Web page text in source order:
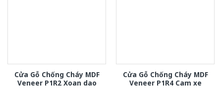
Cửa Gỗ Chống Cháy MDF
Veneer P1R2 Xoan dao
Cửa Gỗ Chống Cháy MDF
Veneer P1R4 Cam xe